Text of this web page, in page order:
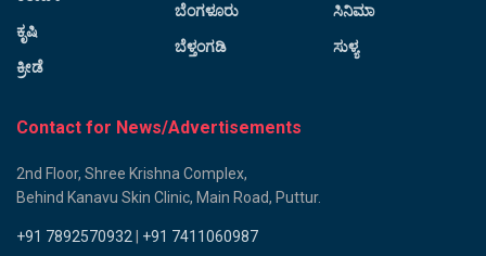
ಕೃಷಿ
ಕ್ರೀಡೆ
ಬೆಂಗಳೂರು
ಬೆಳ್ತಂಗಡಿ
ಸಿನಿಮಾ
ಸುಳ್ಯ
Contact for News/Advertisements
2nd Floor, Shree Krishna Complex,
Behind Kanavu Skin Clinic, Main Road, Puttur.
+91 7892570932 +91 7411060987